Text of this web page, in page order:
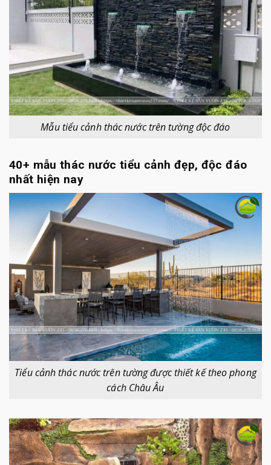
Mẫu tiểu cảnh thác nước trên tường độc đáo
40+ mẫu thác nước tiểu cảnh đẹp, độc đáo
nhất hiện nay
Tiểu cảnh thác nước trên tường được thiết kế theo phong
cách Châu Âu